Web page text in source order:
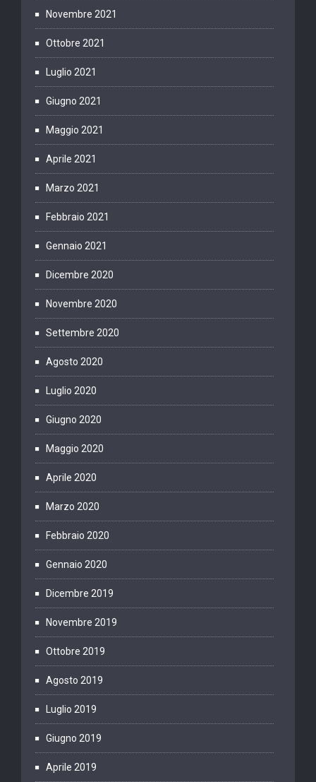
Novembre 2021
Ottobre 2021
Luglio 2021
Giugno 2021
Maggio 2021
Aprile 2021
Marzo 2021
Febbraio 2021
Gennaio 2021
Dicembre 2020
Novembre 2020
Settembre 2020
Agosto 2020
Luglio 2020
Giugno 2020
Maggio 2020
Aprile 2020
Marzo 2020
Febbraio 2020
Gennaio 2020
Dicembre 2019
Novembre 2019
Ottobre 2019
Agosto 2019
Luglio 2019
Giugno 2019
Aprile 2019